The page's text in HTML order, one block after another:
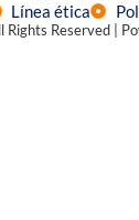
Línea ética
Reserved |